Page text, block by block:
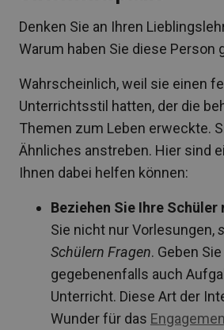
Denken Sie an Ihren
Warum haben Sie diese Person
Wahrscheinlich, weil sie einen
Unterrichtsstil hatten, der die
Themen zum Leben erweckte.
Ähnliches anstreben. Hier sind
Ihnen dabei helfen können:
Beziehen Sie Ihre Schüler
Sie nicht nur Vorlesungen,
Schülern Fragen. Geben
gegebenenfalls auch
Unterricht. Diese Art der
Wunder für das